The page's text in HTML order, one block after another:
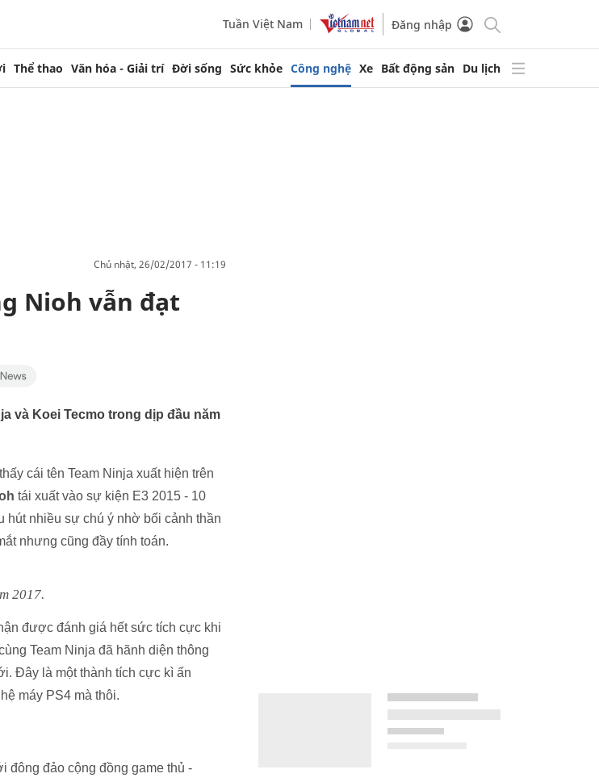
Tuần Việt Nam Đăng nhập
Thể thao Văn hóa - Giải trí Đời sống Sức khỏe Công nghệ Xe Bất động sản Du lịch
chủ nhật, 26/02/2017 - 11:19
Nioh vẫn đạt
và Koei Tecmo trong dịp đầu năm
cái tên Team Ninja xuất hiện trên
tái xuất vào sự kiện E3 2015 - 10
hút nhiều sự chú ý nhờ bối cảnh thần
nhưng cũng đầy tính toán.
2017.
được đánh giá hết sức tích cực khi
Team Ninja đã hãnh diện thông
Đây là một thành tích cực kì ấn
máy PS4 mà thôi.
đông đảo cộng đồng game thủ -